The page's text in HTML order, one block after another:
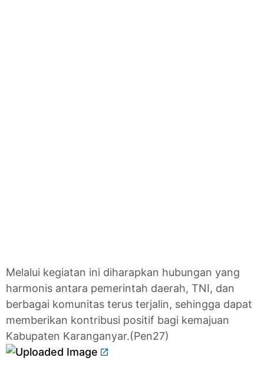
Melalui kegiatan ini diharapkan hubungan yang
harmonis antara pemerintah daerah, TNI, dan
berbagai komunitas terus terjalin, sehingga dapat
memberikan kontribusi positif bagi kemajuan
Kabupaten Karanganyar.(Pen27)